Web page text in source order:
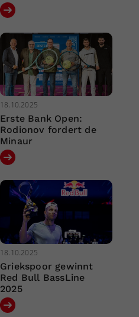
18.10.2025
Erste Bank Open:
Rodionov fordert de
Minaur
18.10.2025
Griekspoor gewinnt
Red Bull BassLine
2025